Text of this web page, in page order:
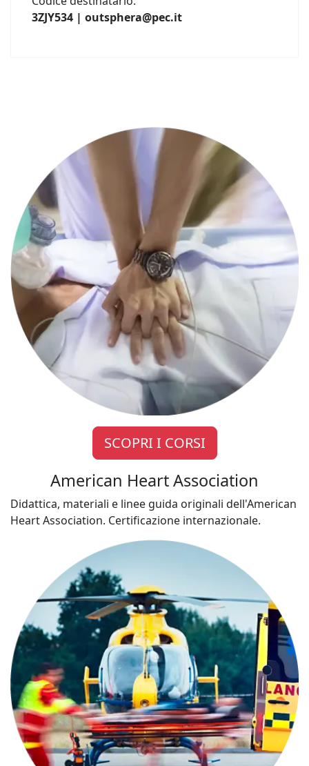
3ZJY534 | outsphera@pec.it
SCOPRI I CORSI
American Heart Association
Didattica, materiali e linee guida originali dell'American
Heart Association. Certificazione internazionale.